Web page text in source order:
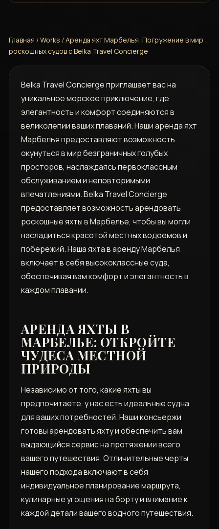
Главная /Works /Аренда яхт Марбелья: Погружение в мир
роскошных судов с Belka Travel Concierge
Belka Travel Concierge приглашает вас на
уникальное морское приключение, где
элегантность и комфорт соединяются в
великолепии ваших плаваний. Наши аренда яхт
Марбелья предоставляют возможность
окунуться в мир безграничных голубых
просторов, наслаждаясь первоклассным
обслуживанием и неповторимыми
впечатлениями. Belka Travel Concierge
предоставляет возможность арендовать
роскошные яхты в Марбелье, чтобы вы могли
насладиться красотой местных водоемов и
побережий. Наша яхта в аренду Марбелья
включает в себя высококлассные суда,
обеспечивая вам комфорт и элегантность в
каждом плавании.
АРЕНДА ЯХТЫ В
МАРБЕЛЬЕ: ОТКРОЙТЕ
ЧУДЕСА МЕСТНОЙ
ПРИРОДЫ
Независимо от того, какие яхты вы
предпочитаете, у нас есть идеальные судна
для ваших потребностей. Наши консьержи
готовы арендовать яхту и обеспечить вам
выдающийся сервис на протяжении всего
вашего путешествия. Отличительные черты
нашего подхода включают в себя
индивидуальное планирование маршрута,
кулинарные угощения на борту и внимание к
каждой детали вашего водного путешествия.